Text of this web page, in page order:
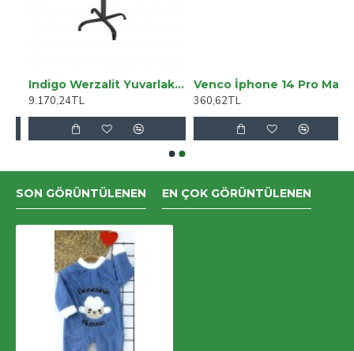
Indigo Werzalit Yuvarlak Mutfak Masası 80cm Çap (ESB Siyah) - Akçaağaç
9.170,24TL
Venco İphone 14 Pro Max Viper Kapak - Siyah
360,62TL
SON GÖRÜNTÜLENEN EN ÇOK GÖRÜNTÜLENEN